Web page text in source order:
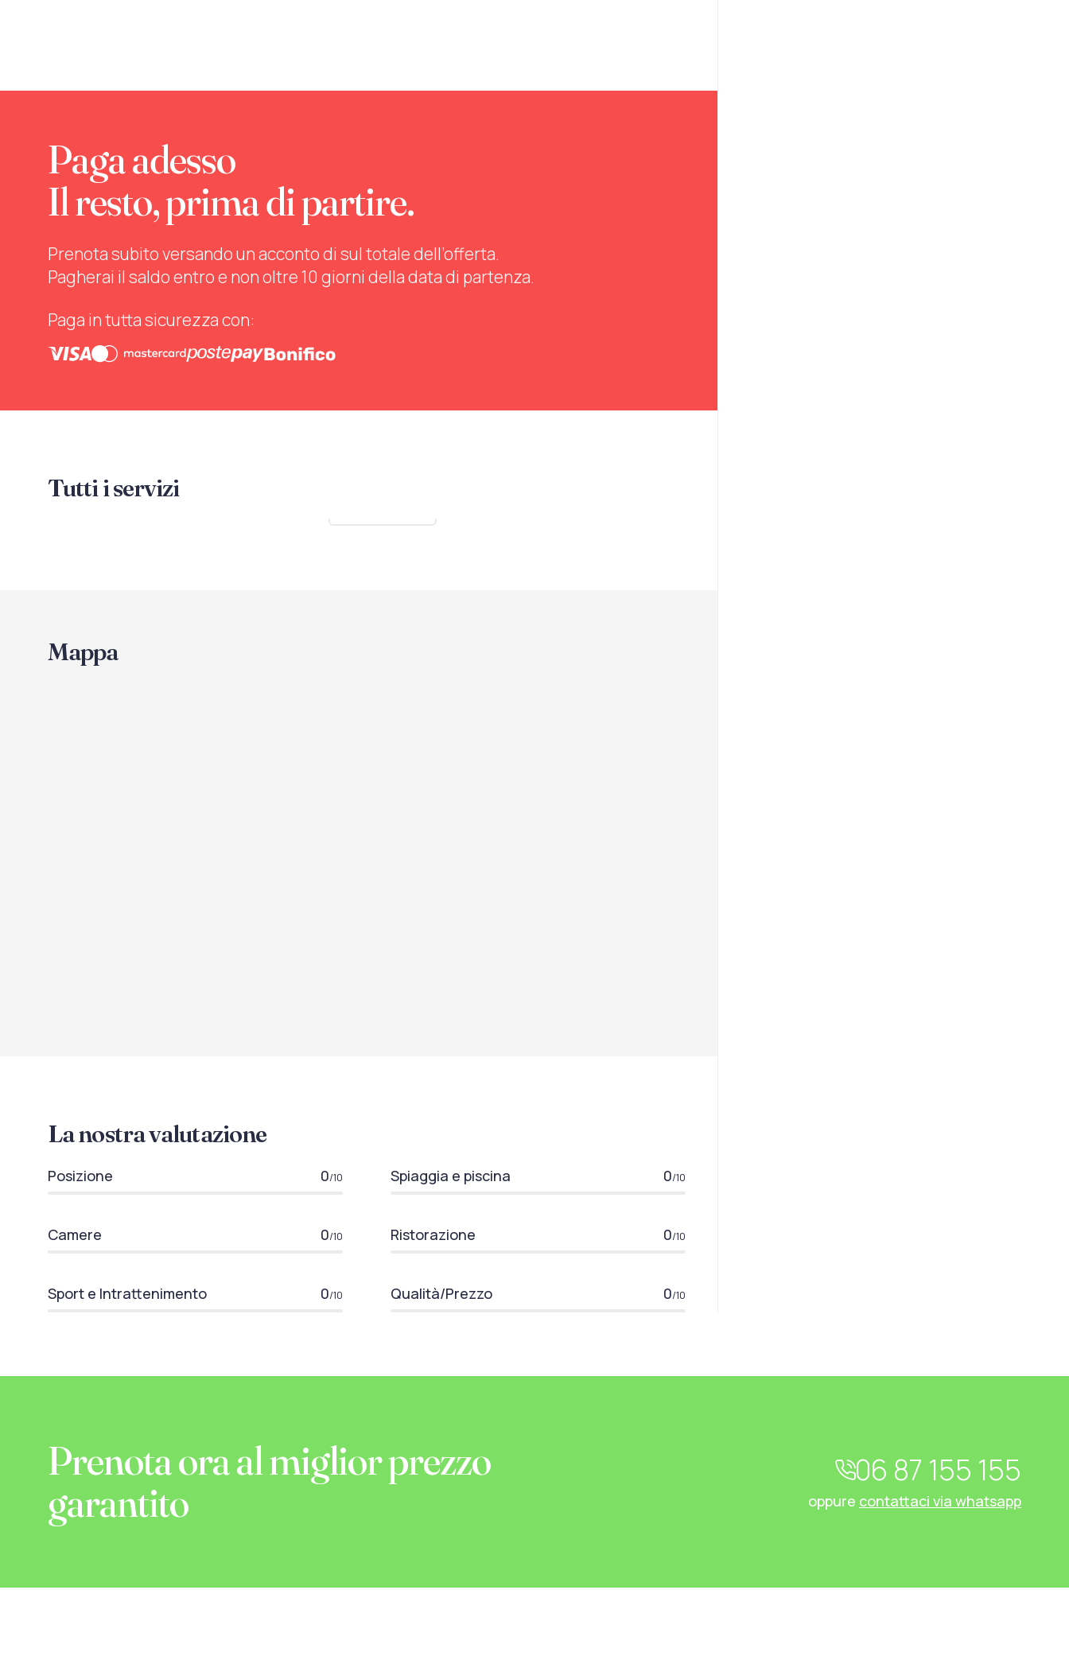
Paga adesso
Il resto, prima di partire.
Prenota subito versando un acconto di sul totale dell’offerta.
Pagherai il saldo entro e non oltre 10 giorni della data di partenza.
Paga in tutta sicurezza con:
Tutti i servizi
Mappa
La nostra valutazione
Posizione 0/10 Spiaggia e piscina 0/10
Camere 0/10 Ristorazione 0/10
Sport e Intrattenimento 0/10 Qualità/Prezzo 0/10
Prenota ora al miglior prezzo
garantito
06 87 155 155
oppure contattaci via whatsapp